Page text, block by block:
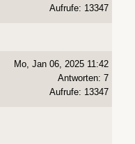
Aufrufe: 13347
Mo, Jan 06, 2025 11:42
Antworten: 7
Aufrufe: 13347